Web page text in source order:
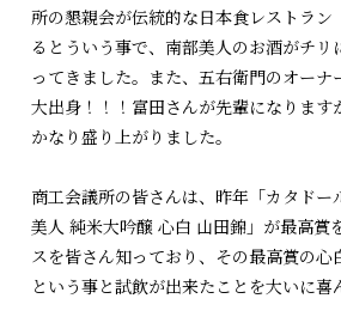
所の懇親会が伝統的な日本食レストラン
るとういう事で、南部美人のお酒がチ
ってきました。また、五右衛門のオーナ
大出身！！！富田さんが先輩になります
かなり盛り上がりました。
商工会議所の皆さんは、昨年「カタド
美人 純米大吟醸 心白 山田錦」が最高賞
スを皆さん知っており、その最高賞の心
という事と試飲が出来たことを大いに喜